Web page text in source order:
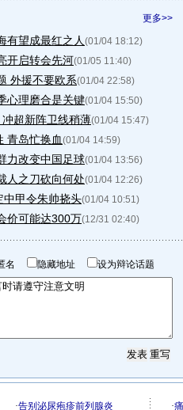
更多>>
有望成最红之人 (01/04 18:12)
开启转会先河(01/05 11:40)
外援不要欧系(01/04 22:58)
心理磨合是关键(01/04 15:50)
超新阵卫线稍薄(01/04 15:47)
青岛忙换血(01/04 14:59)
力改变中国足球(01/04 13:56)
人之刀砍向何处(01/04 12:26)
中甲令朱帅挠头(01/04 10:51)
价可能达300万(12/31 02:40)
名 隐藏地址 设为辩论话题